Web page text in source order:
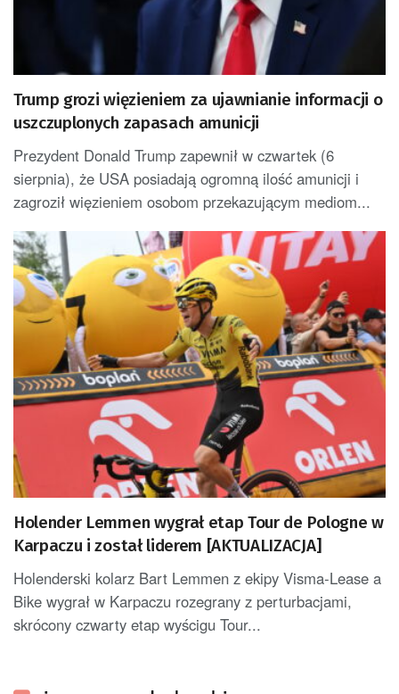
Trump grozi więzieniem za ujawnianie informacji o
uszczuplonych zapasach amunicji
Prezydent Donald Trump zapewnił w czwartek (6
sierpnia), że USA posiadają ogromną ilość amunicji i
zagroził więzieniem osobom przekazującym mediom...
Holender Lemmen wygrał etap Tour de Pologne w
Karpaczu i został liderem [AKTUALIZACJA]
Holenderski kolarz Bart Lemmen z ekipy Visma-Lease a
Bike wygrał w Karpaczu rozegrany z perturbacjami,
skrócony czwarty etap wyścigu Tour...